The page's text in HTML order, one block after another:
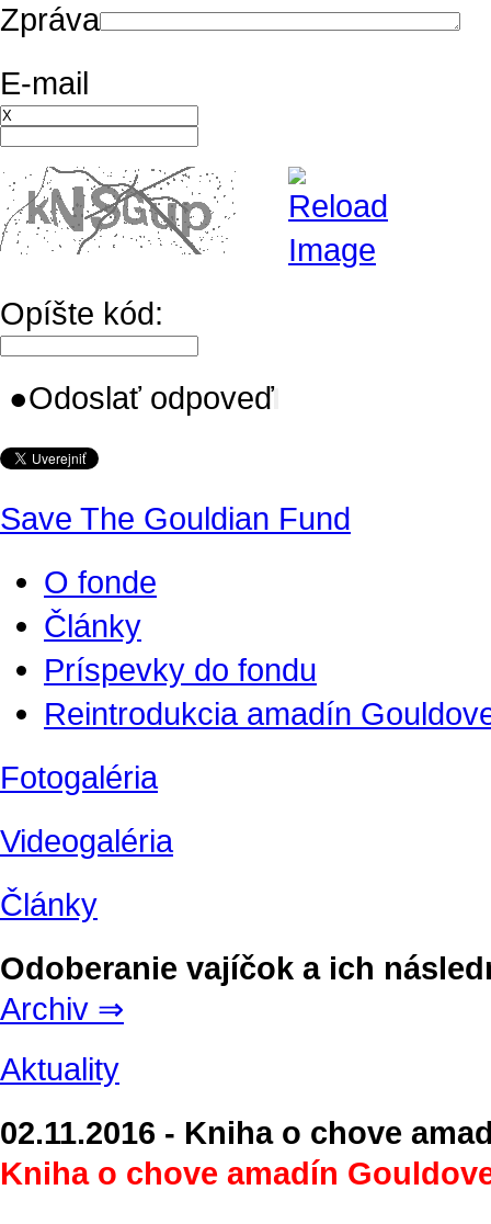
Zpráva
E-mail
Opíšte kód:
●Odoslať odpoveď
Save The Gouldian Fund
O fonde
Články
Príspevky do fondu
Reintrodukcia amadín
Fotogaléria
Videogaléria
Články
Odoberanie vajíčok a ich
Archiv ⇒
Aktuality
02.11.2016 - Kniha o chove
Kniha o chove amadín